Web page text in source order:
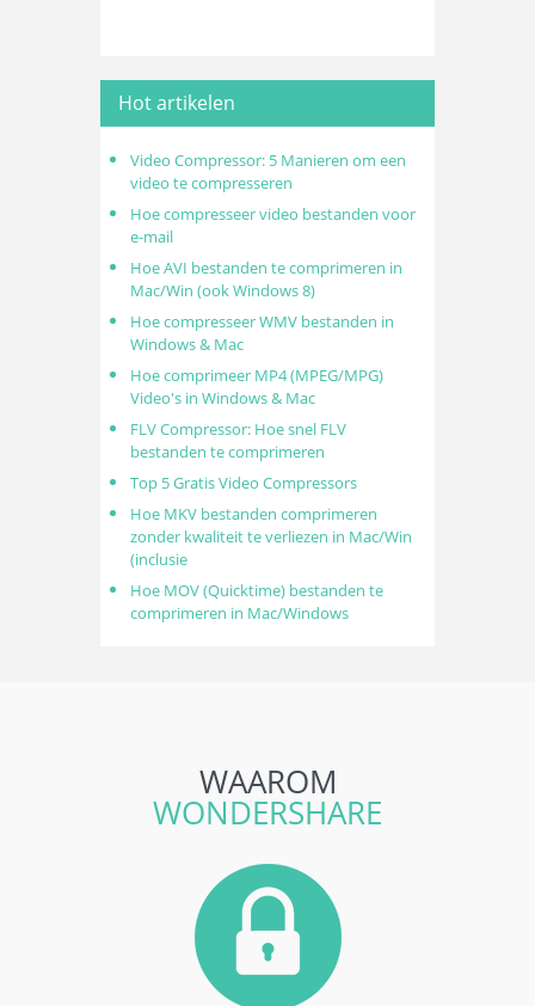
Hot artikelen
Video Compressor: 5 Manieren om een
video te compresseren
Hoe compresseer video bestanden voor
e-mail
Hoe AVI bestanden te comprimeren in
Mac/Win (ook Windows 8)
Hoe compresseer WMV bestanden in
Windows & Mac
Hoe comprimeer MP4 (MPEG/MPG)
Video's in Windows & Mac
FLV Compressor: Hoe snel FLV
bestanden te comprimeren
Top 5 Gratis Video Compressors
Hoe MKV bestanden comprimeren
zonder kwaliteit te verliezen in Mac/Win
(inclusie
Hoe MOV (Quicktime) bestanden te
comprimeren in Mac/Windows
WAAROM
WONDERSHARE